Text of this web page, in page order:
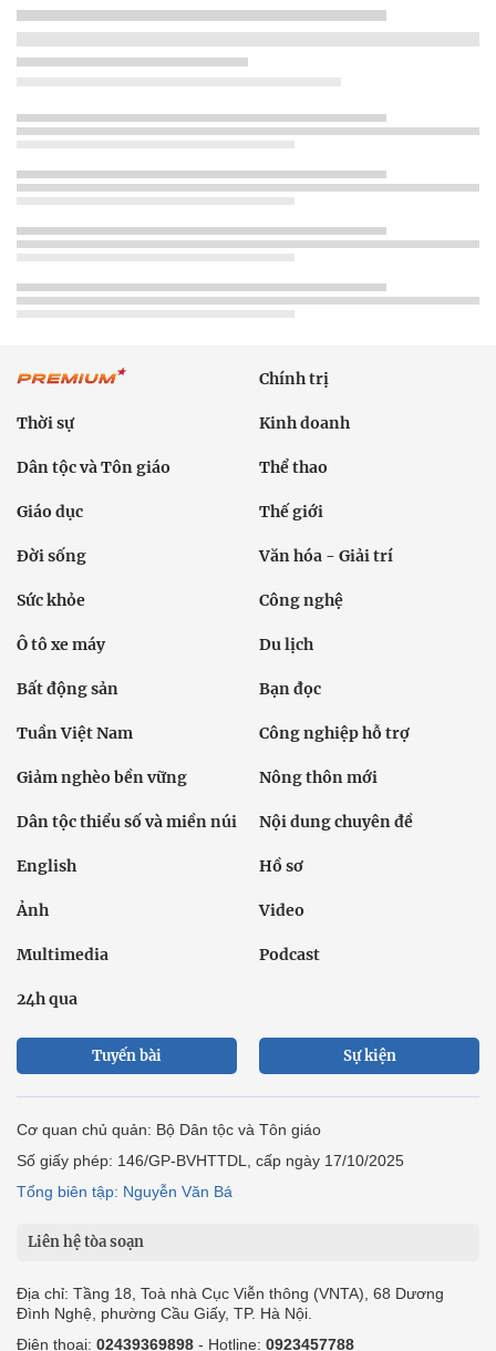
Chính trị
Thời sự Kinh doanh
Dân tộc và Tôn giáo Thể thao
Giáo dục Thế giới
Đời sống Văn hóa - Giải trí
Sức khỏe Công nghệ
Ô tô xe máy Du lịch
Bất động sản Bạn đọc
Tuần Việt Nam Công nghiệp hỗ trợ
Giảm nghèo bền vững Nông thôn mới
Dân tộc thiểu số và miền núi Nội dung chuyên đề
English Hồ sơ
Ảnh Video
Multimedia Podcast
24h qua
Tuyến bài Sự kiện
Cơ quan chủ quản: Bộ Dân tộc và Tôn giáo
Số giấy phép: 146/GP-BVHTTDL, cấp ngày 17/10/2025
Tổng biên tập: Nguyễn Văn Bá
Liên hệ tòa soạn
Địa chỉ: Tầng 18, Toà nhà Cục Viễn thông (VNTA), 68 Dương
Đình Nghệ, phường Cầu Giấy, TP. Hà Nội.
Điện thoại: 02439369898 - Hotline: 0923457788